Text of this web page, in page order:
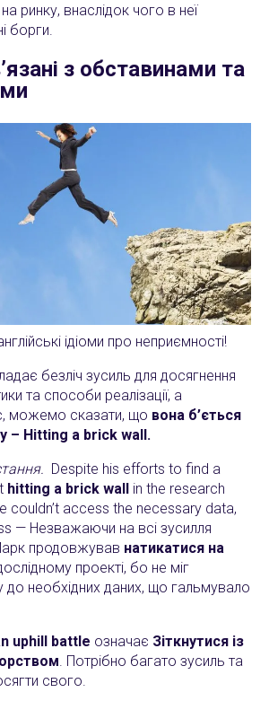
на ринку, внаслідок чого в неї
борги.
з обставинами та
ідіоми про неприємності!
безліч зусиль для досягнення
та способи реалізації, а
можемо сказати, що вона б’ється
– Hitting a brick wall.
Despite his efforts to find a
hitting a brick wall in the research
couldn’t access the necessary data,
— Незважаючи на всі зусилля
продовжував натикатися на
проекті, бо не міг
до необхідних даних, що гальмувало
uphill battle означає Зіткнутися із
. Потрібно багато зусиль та
свого.